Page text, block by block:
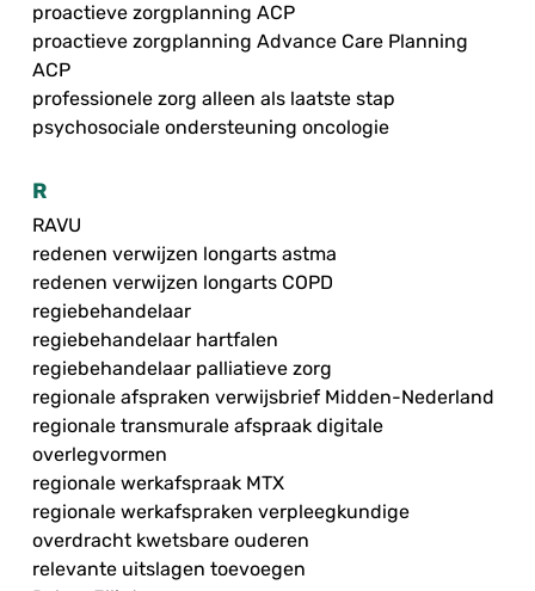
proactieve zorgplanning ACP
proactieve zorgplanning Advance Care Planning
ACP
professionele zorg alleen als laatste stap
psychosociale ondersteuning oncologie
R
RAVU
redenen verwijzen longarts astma
redenen verwijzen longarts COPD
regiebehandelaar
regiebehandelaar hartfalen
regiebehandelaar palliatieve zorg
regionale afspraken verwijsbrief Midden-Nederland
regionale transmurale afspraak digitale
overlegvormen
regionale werkafspraak MTX
regionale werkafspraken verpleegkundige
overdracht kwetsbare ouderen
relevante uitslagen toevoegen